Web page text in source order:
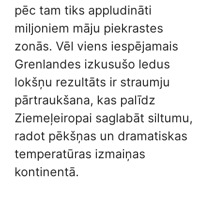
pēc tam tiks appludināti
miljoniem māju piekrastes
zonās. Vēl viens iespējamais
Grenlandes izkusušo ledus
lokšņu rezultāts ir straumju
pārtraukšana, kas palīdz
Ziemeļeiropai saglabāt siltumu,
radot pēkšņas un dramatiskas
temperatūras izmaiņas
kontinentā.